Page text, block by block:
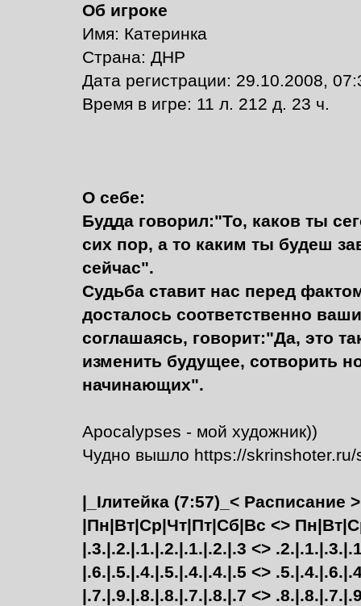
Об игроке
Имя: Катеринка
Страна: ДНР
Дата регистрации: 29.10.2008,
Время в игре: 11 л. 212 д. 23 ч.
О себе:
Будда говорил:"То, каков ты
сих пор, а то каким ты будеш
сейчас".
Судьба ставит нас перед
досталось соответственно
соглашаясь, говорит:"Да, это
изменить будущее, сотворить
начинающих".
Apocalypses - мой художник))
Чудно вышло https://skrinshoter.ru/
|_Iлитейка (7:57)_< Расписание
|Пн|Вт|Ср|Чт|Пт|Сб|Вс <>
|.3.|.2.|.1.|.2.|.1.|.2.|.3 <>
|.6.|.5.|.4.|.5.|.4.|.4.|.5 <>
|.7.|.9.|.8.|.8.|.7.|.8.|.7 <>